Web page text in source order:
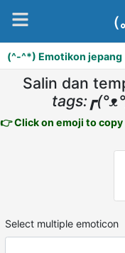
(^-^*) Emotikon jepang
Salin dan
👉 Click on emoji to copy
Select multiple emoticon